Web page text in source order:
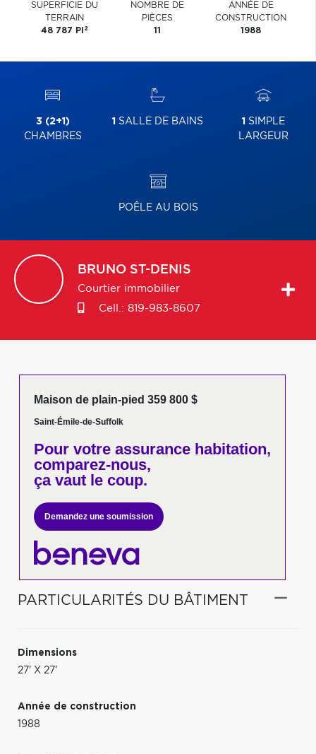
SUPERFICIE DU
TERRAIN
48 787 PI 2
NOMBRE DE
PIÈCES
11
ANNÉE DE
CONSTRUCTION
1988
3 (2+1)
CHAMBRES
1 SALLE DE BAINS 1 SIMPLE
LARGEUR
POÊLE AU BOIS
BRUNO ST-DENIS
Courtier immobilier
Cell.: 819-983-8607
Maison de plain-pied 359 800 $
Saint-Émile-de-Suffolk
Pour votreassurance habitation,
comparez-nous,
ça vaut le coup.
Demandez une soumission
PARTICULARITÉS DU BÂTIMENT
Dimensions
27' X 27'
Année de construction
1988